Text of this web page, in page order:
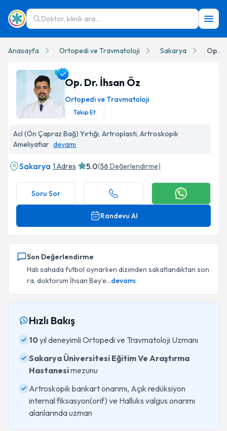
Doktor, klinik ara...
Anasayfa Ortopedi ve Travmatoloji Sakarya Op.
Op. Dr. İhsan Öz
Ortopedi ve Travmatoloji
Takip Et
Acl (Ön Çapraz Bağ) Yırtığı, Artroplasti, Artroskopik
Ameliyatlar devamı
Sakarya 1 Adres 5.0(56 Değerlendirme)
Soru Sor
Randevu Al
Son Değerlendirme
Halı sahada futbol oynarken dizimden sakatlandıktan son
ra, doktorum İhsan Bey’e...devamı
Hızlı Bakış
10yıl deneyimli Ortopedi ve Travmatoloji Uzmanı
Sakarya Üniversitesi Eğitim Ve Araştırma
Hastanesimezunu
Artroskopik bankart onarımı, Açık redüksiyon
internal fiksasyon(orif) ve Halluks valgus onarımı
alanlarında uzman